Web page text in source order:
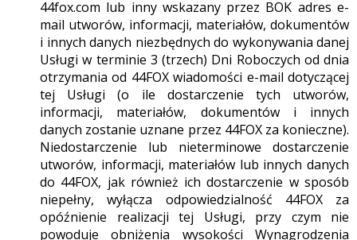
44fox.com lub inny wskazany przez BOK adres e-
mail utworów, informacji, materiałów, dokumentów
i innych danych niezbędnych do wykonywania danej
Usługi w terminie 3 (trzech) Dni Roboczych od dnia
otrzymania od 44FOX wiadomości e-mail dotyczącej
tej Usługi (o ile dostarczenie tych utworów,
informacji, materiałów, dokumentów i innych
danych zostanie uznane przez 44FOX za konieczne).
Niedostarczenie lub nieterminowe dostarczenie
utworów, informacji, materiałów lub innych danych
do 44FOX, jak również ich dostarczenie w sposób
niepełny, wyłącza odpowiedzialność 44FOX za
opóźnienie realizacji tej Usługi, przy czym nie
powoduje obniżenia wysokości Wynagrodzenia